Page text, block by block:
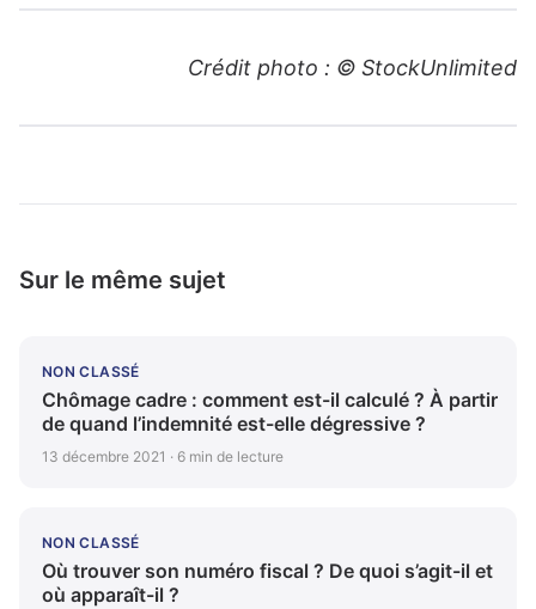
Crédit photo : © StockUnlimited
Sur le même sujet
NON CLASSÉ
Chômage cadre : comment est-il calculé ? À partir
de quand l’indemnité est-elle dégressive ?
13 décembre 2021 · 6 min de lecture
NON CLASSÉ
Où trouver son numéro fiscal ? De quoi s’agit-il et
où apparaît-il ?